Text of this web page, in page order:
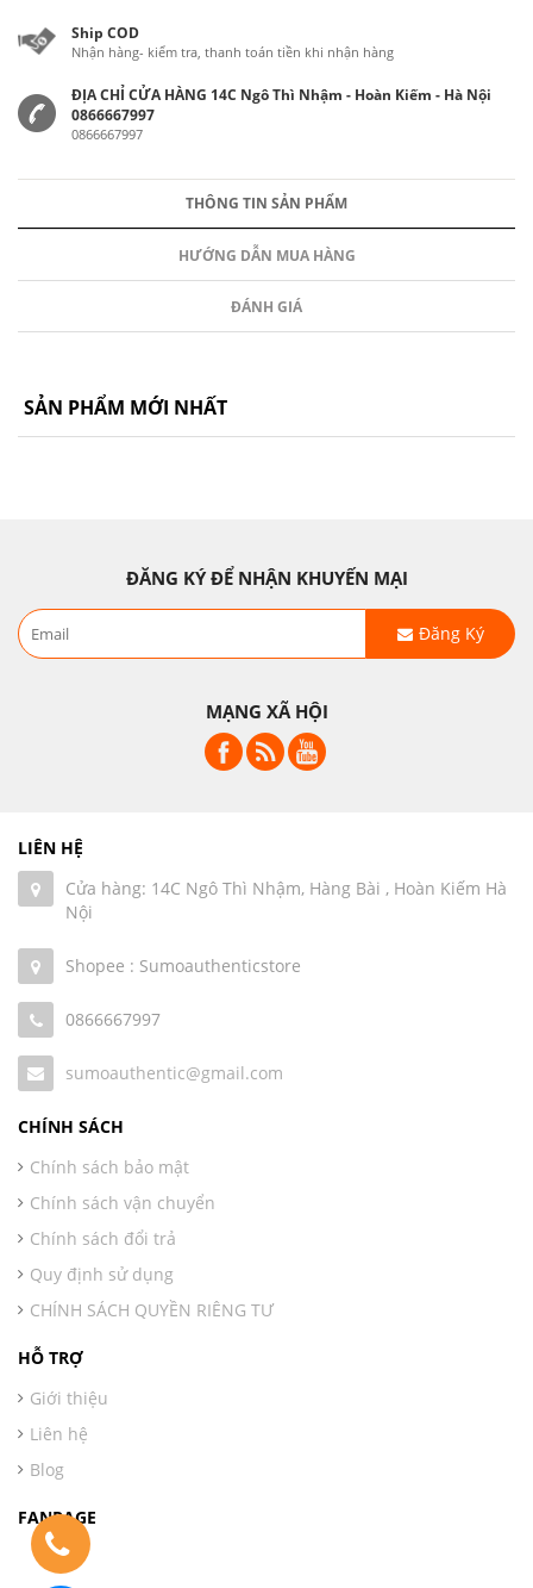
Ship COD
Nhận hàng- kiểm tra, thanh toán tiền khi nhận hàng
ĐỊA CHỈ CỬA HÀNG 14C Ngô Thì Nhậm - Hoàn Kiếm - Hà Nội
0866667997
0866667997
THÔNG TIN SẢN PHẨM
HƯỚNG DẪN MUA HÀNG
ĐÁNH GIÁ
SẢN PHẨM MỚI NHẤT
ĐĂNG KÝ ĐỂ NHẬN KHUYẾN MẠI
Đăng Ký
MẠNG XÃ HỘI
LIÊN HỆ
Cửa hàng: 14C Ngô Thì Nhậm, Hàng Bài , Hoàn Kiếm Hà
Nội
Shopee : Sumoauthenticstore
0866667997
sumoauthentic@gmail.com
CHÍNH SÁCH
Chính sách bảo mật
Chính sách vận chuyển
Chính sách đổi trả
Quy định sử dụng
CHÍNH SÁCH QUYỀN RIÊNG TƯ
HỖ TRỢ
Giới thiệu
Liên hệ
Blog
FANPAGE